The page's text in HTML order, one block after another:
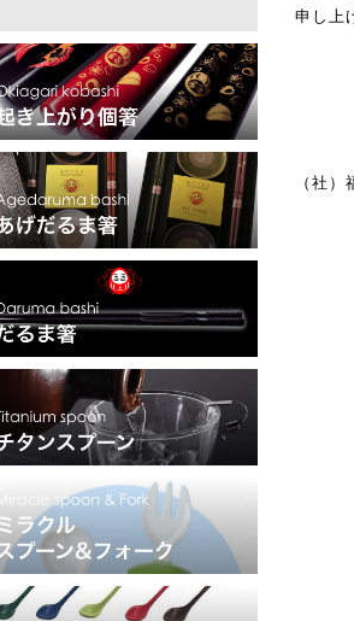
申し上
（社